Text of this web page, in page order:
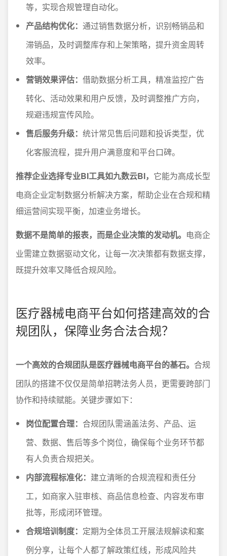
等，实现合规管理自动化。
产品结构优化： 通过销售数据分析，识别畅销品和
滞销品，及时调整库存和上架策略，提升资金周转
效率。
营销效果评估： 借助数据分析工具，精准监控广告
转化、活动效果和用户反馈，及时调整推广方向，
规避违规宣传风险。
售后服务升级： 统计常见售后问题和投诉类型，优
化客服流程，提升用户满意度和平台口碑。
推荐企业选择专业BI工具如九数云BI， 它能为高成长型
电商企业定制数据分析解决方案，帮助企业在合规和精
细运营间实现平衡，加速业务增长。
数据不是简单的报表，而是企业决策的发动机。 电商企
业需建立数据驱动文化，让每一次决策都有数据支撑，
既提升效率又降低合规风险。
医疗器械电商平台如何搭建高效的合
规团队，保障业务合法合规？
一个高效的合规团队是医疗器械电商平台的基石。 合规
团队的搭建不仅仅是简单招聘法务人员，更需要跨部门
协作和持续赋能。关键步骤如下：
岗位配置合理： 合规团队需涵盖法务、产品、运
营、数据、售后等多个岗位，确保每个业务环节都
有人负责合规把关。
内部流程标准化： 建立清晰的合规流程和责任分
工，如商家入驻审核、商品信息检查、内容发布审
批等，形成闭环管理。
合规培训制度： 定期为全体员工开展法规解读和案
例分享，让每个人都了解政策红线，形成风险共